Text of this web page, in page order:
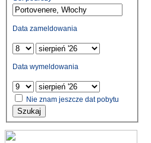
Data zameldowania
Data wymeldowania
Nie znam jeszcze dat pobytu
Szukaj